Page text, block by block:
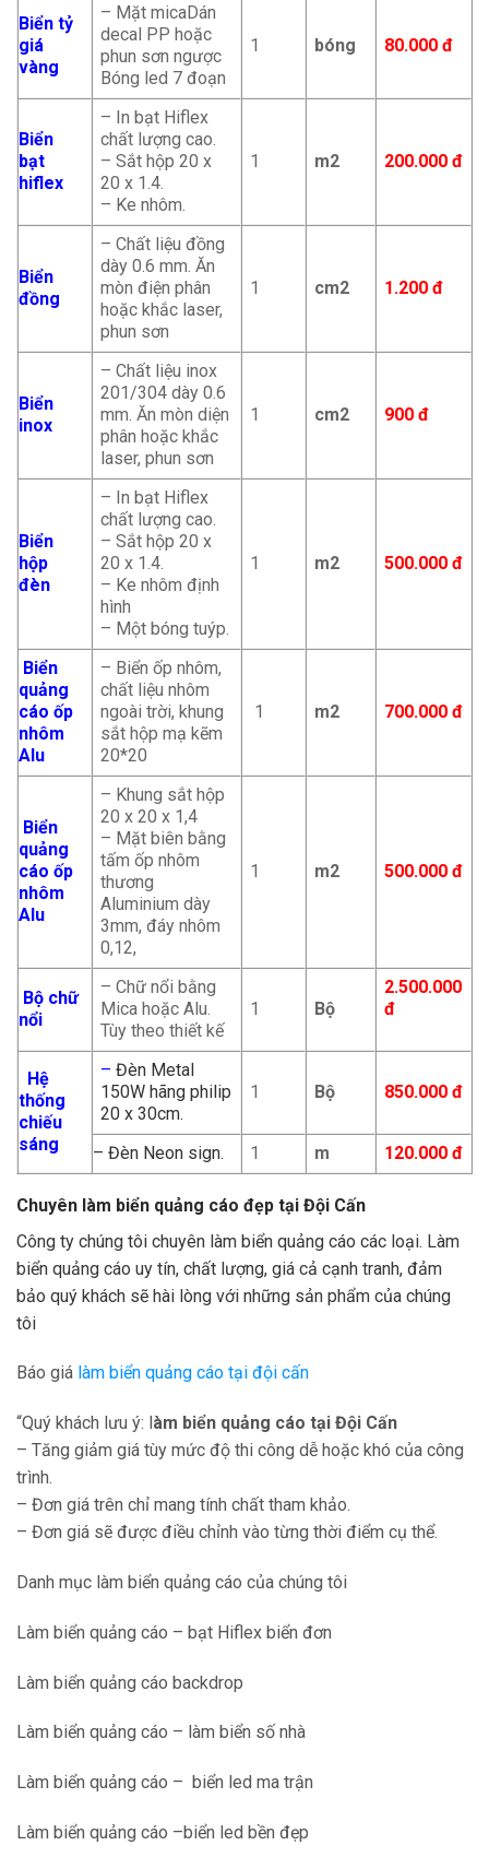
Biển tỷ
giá
vàng
– Mặt micaDán
decal PP hoặc
phun sơn ngược
Bóng led 7 đoạn
1 bóng 80.000 đ
Biển
bạt
hiflex
– In bạt Hiflex
chất lượng cao.
– Sắt hộp 20 x
20 x 1.4.
– Ke nhôm.
1 m2 200.000 đ
Biển
đồng
– Chất liệu đồng
dày 0.6 mm. Ăn
mòn điện phân
hoặc khắc laser,
phun sơn
1 cm2 1.200 đ
Biển
inox
– Chất liệu inox
201/304 dày 0.6
mm. Ăn mòn diện
phân hoặc khắc
laser, phun sơn
1 cm2 900 đ
Biển
hộp
đèn
– In bạt Hiflex
chất lượng cao.
– Sắt hộp 20 x
20 x 1.4.
– Ke nhôm định
hình
– Một bóng tuýp.
1 m2 500.000 đ
Biển
quảng
cáo ốp
nhôm
Alu
– Biển ốp nhôm,
chất liệu nhôm
ngoài trời, khung
sắt hộp mạ kẽm
20*20
1 m2 700.000 đ
Biển
quảng
cáo ốp
nhôm
Alu
– Khung sắt hộp
20 x 20 x 1,4
– Mặt biên bằng
tấm ốp nhôm
thương
Aluminium dày
3mm, đáy nhôm
0,12,
1 m2 500.000 đ
Bộ chữ
nổi
– Chữ nổi bằng
Mica hoặc Alu.
Tùy theo thiết kế
1 Bộ
2.500.000
đ
Hệ
thống
chiếu
sáng
– Đèn Metal
150W hãng philip
20 x 30cm.
1 Bộ 850.000 đ
– Đèn Neon sign. 1 m 120.000 đ
Chuyên làm biển quảng cáo đẹp tại Đội Cấn
Công ty chúng tôi chuyên làm biển quảng cáo các loại. Làm
biển quảng cáo uy tín, chất lượng, giá cả cạnh tranh, đảm
bảo quý khách sẽ hài lòng với những sản phẩm của chúng
tôi
Báo giá làm biển quảng cáo tại đội cấn
“Quý khách lưu ý: l àm biển quảng cáo tại Đội Cấn
– Tăng giảm giá tùy mức độ thi công dễ hoặc khó của công
trình.
– Đơn giá trên chỉ mang tính chất tham khảo.
– Đơn giá sẽ được điều chỉnh vào từng thời điểm cụ thể.
Danh mục làm biển quảng cáo của chúng tôi
Làm biển quảng cáo – bạt Hiflex biển đơn
Làm biển quảng cáo backdrop
Làm biển quảng cáo – làm biển số nhà
Làm biển quảng cáo – biển led ma trận
Làm biển quảng cáo –biển led bền đẹp